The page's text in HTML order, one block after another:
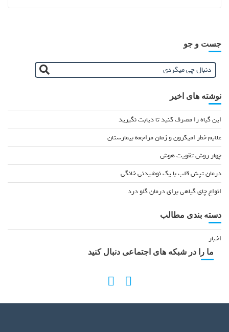
جست و جو
نوشته های اخیر
این گیاه را مصرف کنید تا دیابت نگیرید
علایم خطر امیکرون و زمان مراجعه بیمارستان
چهار روش تقویت هوش
درمان تپش قلب با یک نوشیدنی خانگی
انواع چای گیاهی برای درمان گلو درد
دسته بندی مطالب
اخبار
ما را در شبکه های اجتماعی دنبال کنید